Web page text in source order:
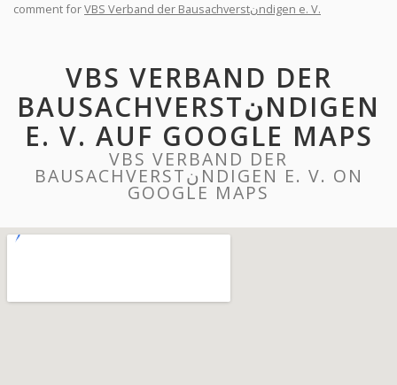
comment for
VBS Verband der Bausachverstنndigen e. V.
VBS VERBAND DER
BAUSACHVERSTنNDIGEN
E. V. AUF GOOGLE MAPS
VBS VERBAND DER
BAUSACHVERSTنNDIGEN E. V. ON
GOOGLE MAPS